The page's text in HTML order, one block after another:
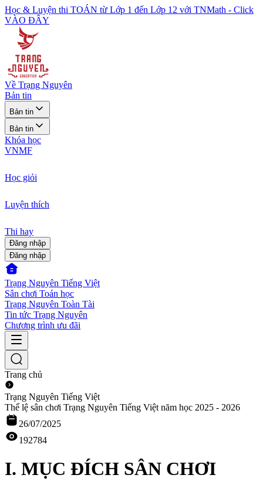
Học & Luyện thi TOÁN từ Lớp 1 đến Lớp 12 với TNMath - Click
VÀO ĐÂY
Về Trạng Nguyên
Bản tin
Bản tin
Bản tin
Khóa học
VNMF
Học giỏi
Luyện thích
Thi hay
Đăng nhập
Đăng nhập
Trạng Nguyên Tiếng Việt
Sân chơi Toán học
Trạng Nguyên Toàn Tài
Tin tức Trạng Nguyên
Chương trình ưu đãi
Trang chủ
Trạng Nguyên Tiếng Việt
Thể lệ sân chơi Trạng Nguyên Tiếng Việt năm học 2025 - 2026
26/07/2025
192784
I. MỤC ĐÍCH SÂN CHƠI